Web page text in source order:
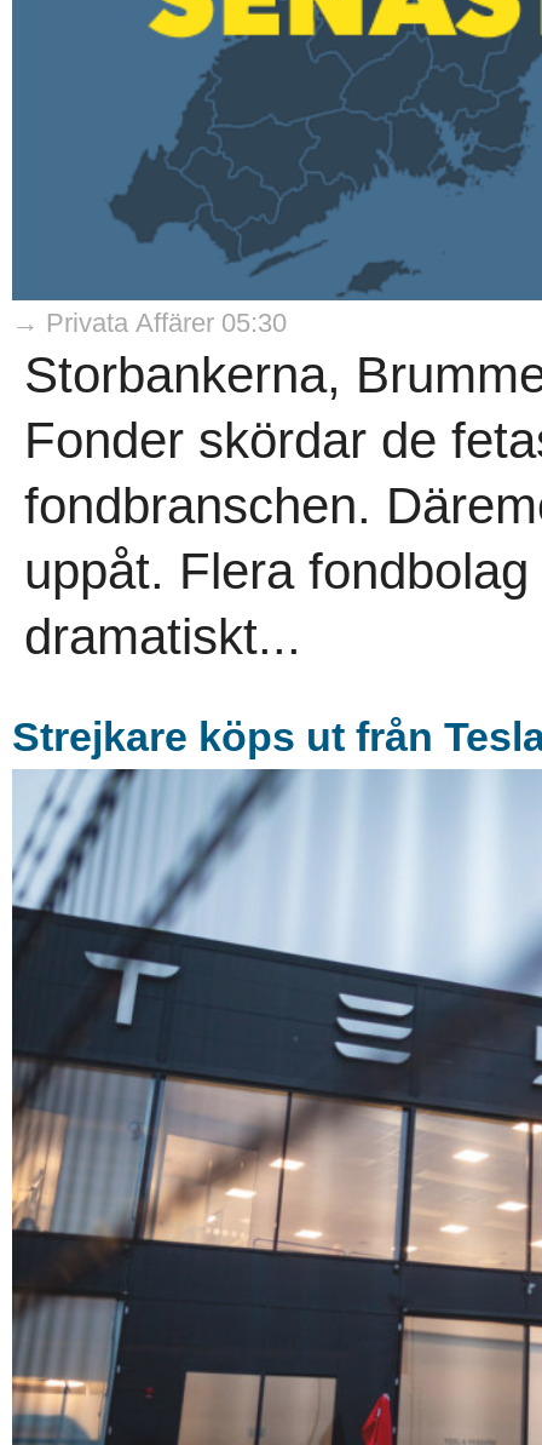
→ Privata Affärer 05:30
Storbankerna,
Fonder skördar de
fondbranschen.
uppåt. Flera
dramatiskt...
Strejkare köps ut från